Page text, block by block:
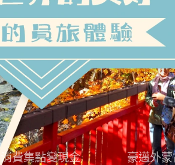
消費集點變現金 豪邁外